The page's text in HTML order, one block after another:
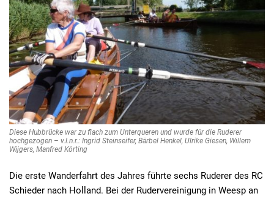
Diese Hubbrücke war zu flach zum Unterqueren und wurde für die Ruderer
hochgezogen – v.l.n.r.: Ingrid Steinseifer, Bärbel Henkel, Ulrike Giesen, Willem
Wijgers, Manfred Körting
Die erste Wanderfahrt des Jahres führte sechs Ruderer des RC
Schieder nach Holland. Bei der Rudervereinigung in Weesp an